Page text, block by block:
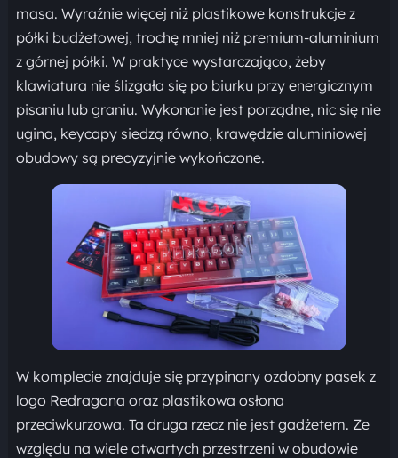
masa. Wyraźnie więcej niż plastikowe konstrukcje z
półki budżetowej, trochę mniej niż premium-aluminium
z górnej półki. W praktyce wystarczająco, żeby
klawiatura nie ślizgała się po biurku przy energicznym
pisaniu lub graniu. Wykonanie jest porządne, nic się nie
ugina, keycapy siedzą równo, krawędzie aluminiowej
obudowy są precyzyjnie wykończone.
W komplecie znajduje się przypinany ozdobny pasek z
logo Redragona oraz plastikowa osłona
przeciwkurzowa. Ta druga rzecz nie jest gadżetem. Ze
względu na wiele otwartych przestrzeni w obudowie